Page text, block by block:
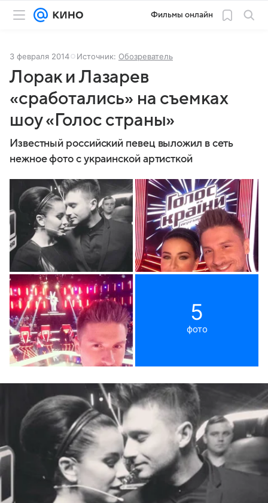
Фильмы онлайн
3 февраля 2014 Источник: Обозреватель
Лорак и Лазарев
«сработались» на съемках
шоу «Голос страны»
Известный российский певец выложил в сеть
нежное фото с украинской артисткой
5
фото